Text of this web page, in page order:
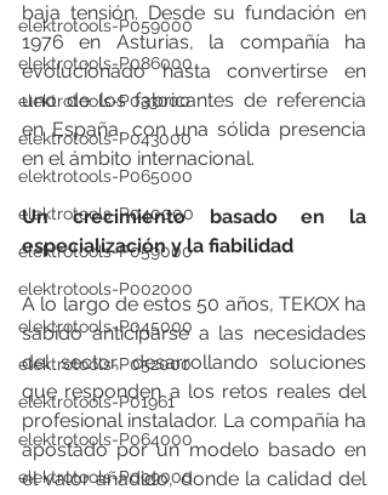
elektrotools-P059000
elektrotools-P086000
elektrotools-P033000
elektrotools-P043000
elektrotools-P065000
elektrotools-P040000
elektrotools-P059000
elektrotools-P002000
elektrotools-P045000
elektrotools-P052000
elektrotools-P01961
elektrotools-P064000
elektrotools-P099000
baja tensión. Desde su fundación en
1976 en Asturias, la compañía ha
evolucionado hasta convertirse en
uno de los fabricantes de referencia
en España, con una sólida presencia
en el ámbito internacional.
Un crecimiento basado en la
especialización y la fiabilidad
A lo largo de estos 50 años, TEKOX ha
sabido anticiparse a las necesidades
del sector, desarrollando soluciones
que responden a los retos reales del
profesional instalador. La compañía ha
apostado por un modelo basado en
el valor añadido, donde la calidad del